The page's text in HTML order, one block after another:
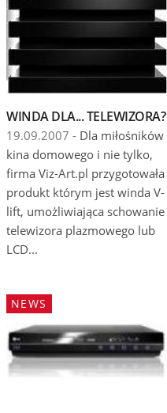
WINDA DLA... TELEWIZORA?
19.09.2007 - Dla miłośników
kina domowego i nie tylko,
firma Viz-Art.pl przygotowała
produkt którym jest winda V-
lift, umożliwiająca schowanie
telewizora plazmowego lub
LCD...
NEWS